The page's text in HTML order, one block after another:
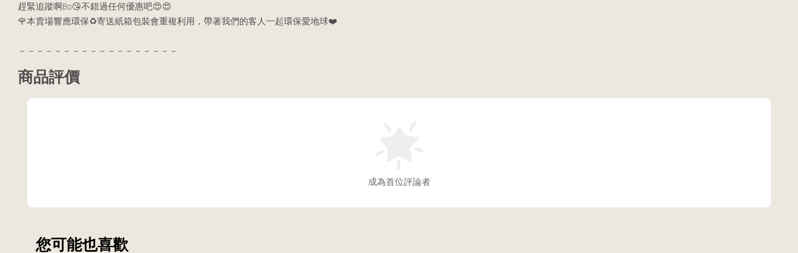
趕緊追蹤啊Bo😘不錯過任何優惠吧😍😍
🌹本賣場響應環保♻️寄送紙箱包裝會重複利用，帶著我們的客人一起環保愛地球❤️
－－－－－－－－－－－－－－－－－－
商品評價
成為首位評論者
您可能也喜歡